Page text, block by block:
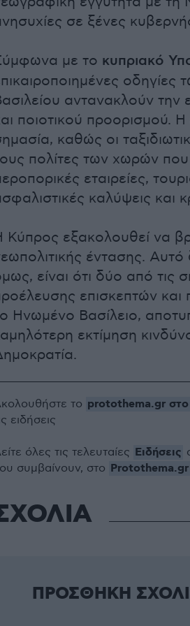
σε ξένες
με το κυπριακό
αντανακλούν
ποιοτικού προορισμού.
καθώς οι
πολίτες των χωρών που
εταιρείες,
καλύψεις και
Κύπρος εξακολουθεί να
έντασης. Αυτό
είναι ότι δύο από τις
επισκεπτών και
Ηνωμένο Βασίλειο,
εκτίμηση
το protothema.gr
ειδήσεις
όλες τις τελευταίες Ειδήσεις
συμβαίνουν, στο Protothema.gr
ΠΡΟΣΘΗΚΗ